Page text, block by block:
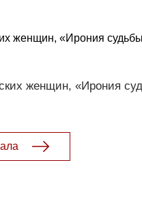
женщин, «Ирония
женщин, «Ирония